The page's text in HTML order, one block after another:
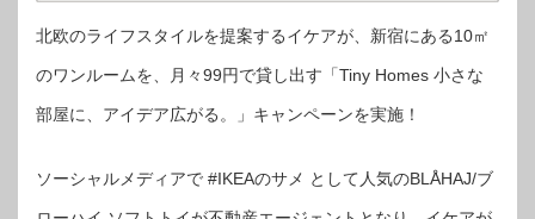
北欧のライフスタイルを提案するイケアが、新宿にある10㎡
のワンルームを、月々99円で貸し出す「Tiny Homes 小さな
部屋に、アイデア広がる。」キャンペーンを実施！
ソーシャルメディアで #IKEAのサメ として人気のBLÅHAJ/ブ